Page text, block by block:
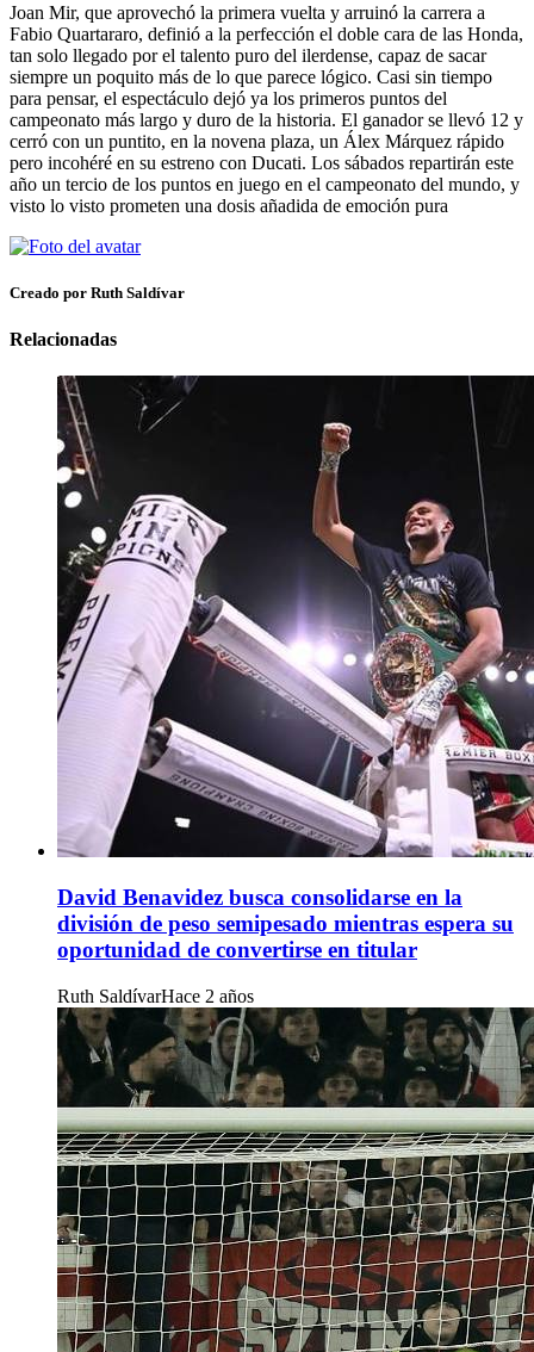
Joan Mir, que aprovechó la primera vuelta y arruinó la carrera a
Fabio Quartararo, definió a la perfección el doble cara de las Honda,
tan solo llegado por el talento puro del ilerdense, capaz de sacar
siempre un poquito más de lo que parece lógico. Casi sin tiempo
para pensar, el espectáculo dejó ya los primeros puntos del
campeonato más largo y duro de la historia. El ganador se llevó 12 y
cerró con un puntito, en la novena plaza, un Álex Márquez rápido
pero incohéré en su estreno con Ducati. Los sábados repartirán este
año un tercio de los puntos en juego en el campeonato del mundo, y
visto lo visto prometen una dosis añadida de emoción pura
Creado por Ruth Saldívar
Relacionadas
David Benavidez busca consolidarse en la
división de peso semipesado mientras espera su
oportunidad de convertirse en titular
Ruth SaldívarHace 2 años